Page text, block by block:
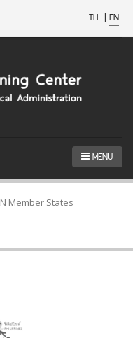
TH | EN
MENU
Member States